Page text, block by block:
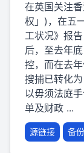
在英国关注
权」)，在五
工状况》报
后，至去年
控，而在去
搜捕已转化
以毋须法庭
单及财政 ...
源链接 备